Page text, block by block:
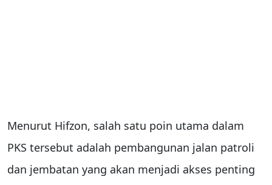
Menurut Hifzon, salah satu poin utama dalam
PKS tersebut adalah pembangunan jalan patroli
dan jembatan yang akan menjadi akses penting